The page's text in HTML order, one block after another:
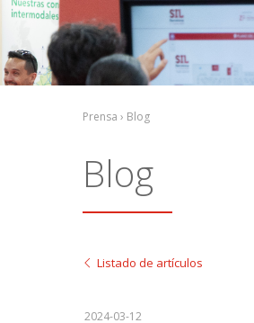
Prensa › Blog
Blog
Listado de artículos
2024-03-12